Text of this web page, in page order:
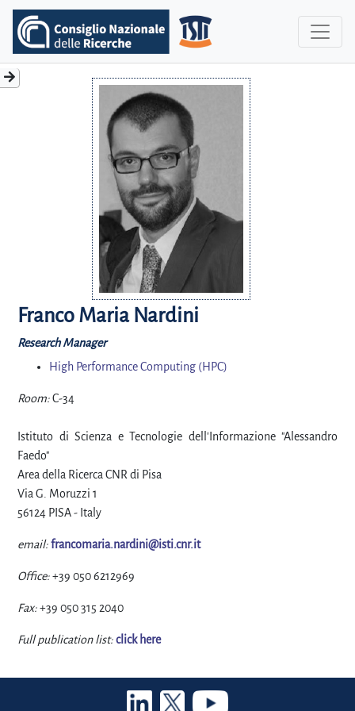
Franco Maria Nardini
Research Manager
High Performance Computing (HPC)
Room:C-34
Istituto di Scienza e Tecnologie dell'Informazione "Alessandro
Faedo"
Area della Ricerca CNR di Pisa
Via G. Moruzzi 1
56124 PISA - Italy
email:francomaria.nardini@isti.cnr.it
Office:+39 050 6212969
Fax:+39 050 315 2040
Full publication list:click here